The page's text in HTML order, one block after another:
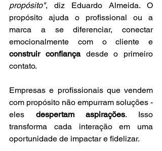
propósito", diz Eduardo Almeida. O
propósito ajuda o profissional ou a
marca a se diferenciar, conectar
construir confiança desde o primeiro
contato.
Empresas e profissionais que vendem
com propósito não empurram soluções -
eles despertam aspirações. Isso
transforma cada interação em uma
oportunidade de impactar e fidelizar.